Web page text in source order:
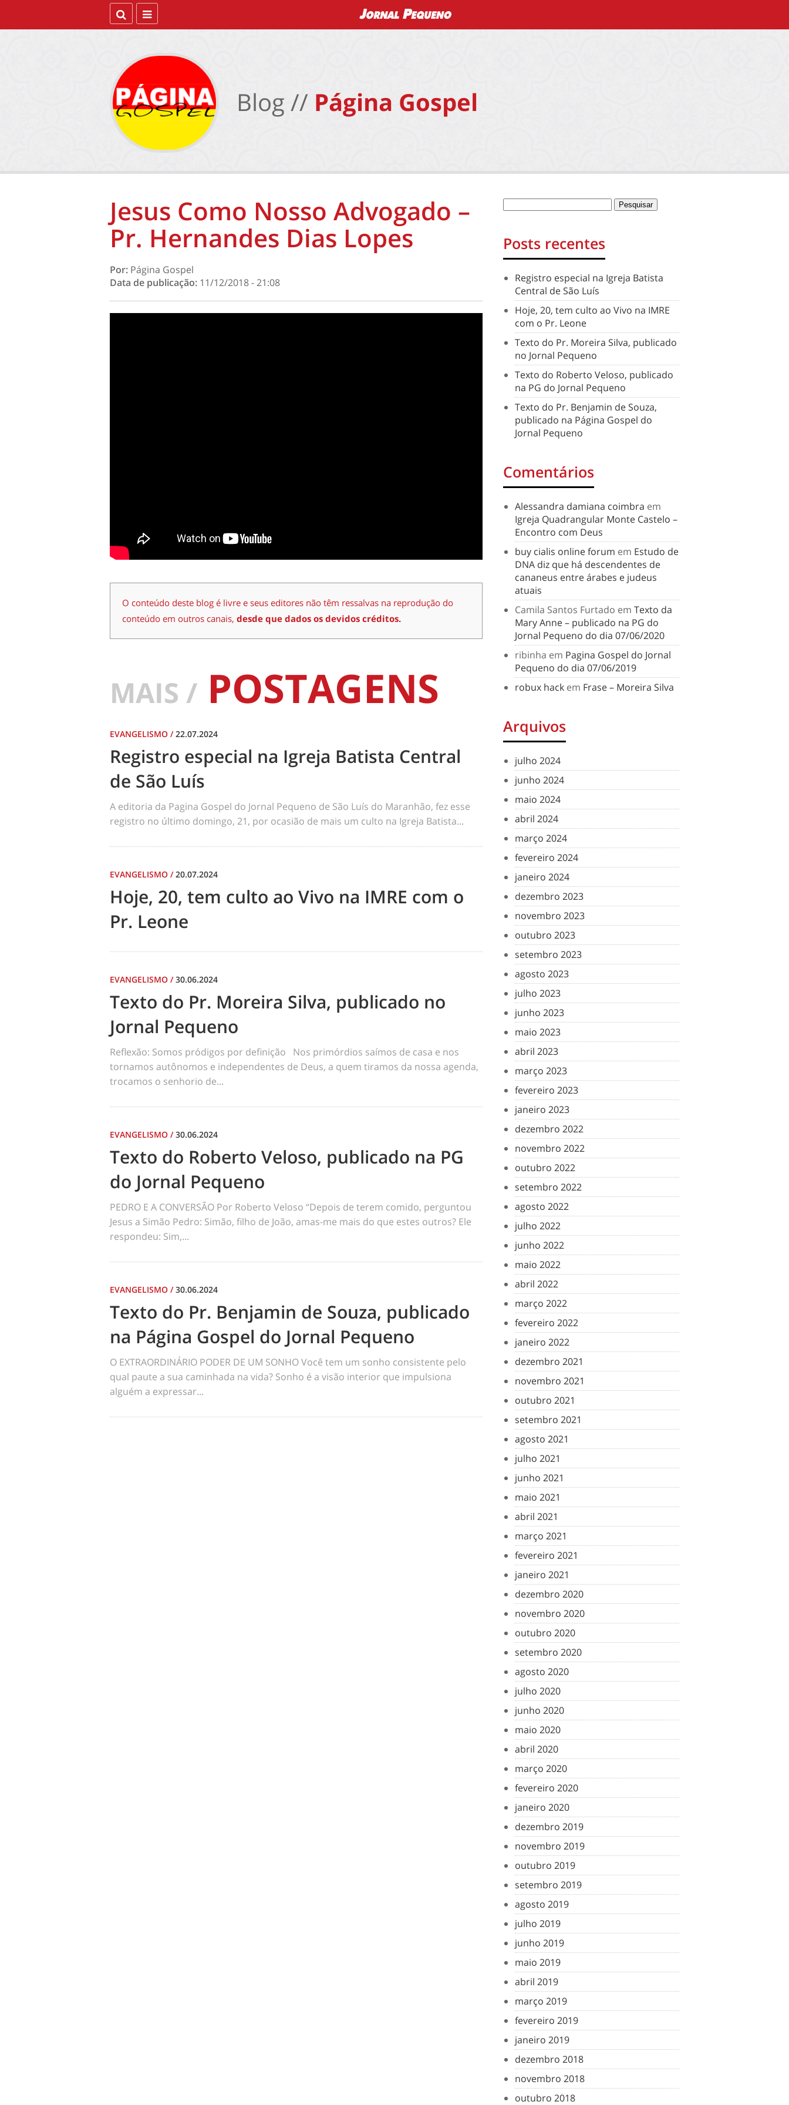
Blog // Página Gospel
Jesus Como Nosso Advogado –
Pr. Hernandes Dias Lopes
Por: Página Gospel
Data de publicação: 11/12/2018 - 21:08
O conteúdo deste blog é livre e seus editores não têm ressalvas na reprodução do
conteúdo em outros canais, desde que dados os devidos créditos.
MAIS / POSTAGENS
EVANGELISMO /22.07.2024
Registro especial na Igreja Batista Central
de São Luís
A editoria da Pagina Gospel do Jornal Pequeno de São Luís do Maranhão, fez esse
registro no último domingo, 21, por ocasião de mais um culto na Igreja Batista...
EVANGELISMO /20.07.2024
Hoje, 20, tem culto ao Vivo na IMRE com o
Pr. Leone
EVANGELISMO /30.06.2024
Texto do Pr. Moreira Silva, publicado no
Jornal Pequeno
Reflexão: Somos pródigos por definição Nos primórdios saímos de casa e nos
tornamos autônomos e independentes de Deus, a quem tiramos da nossa agenda,
trocamos o senhorio de...
EVANGELISMO /30.06.2024
Texto do Roberto Veloso, publicado na PG
do Jornal Pequeno
PEDRO E A CONVERSÃO Por Roberto Veloso “Depois de terem comido, perguntou
Jesus a Simão Pedro: Simão, filho de João, amas-me mais do que estes outros? Ele
respondeu: Sim,...
EVANGELISMO /30.06.2024
Texto do Pr. Benjamin de Souza, publicado
na Página Gospel do Jornal Pequeno
O EXTRAORDINÁRIO PODER DE UM SONHO Você tem um sonho consistente pelo
qual paute a sua caminhada na vida? Sonho é a visão interior que impulsiona
alguém a expressar...
Posts recentes
Registro especial na Igreja Batista
Central de São Luís
Hoje, 20, tem culto ao Vivo na IMRE
com o Pr. Leone
Texto do Pr. Moreira Silva, publicado
no Jornal Pequeno
Texto do Roberto Veloso, publicado
na PG do Jornal Pequeno
Texto do Pr. Benjamin de Souza,
publicado na Página Gospel do
Jornal Pequeno
Comentários
Alessandra damiana coimbra em
Igreja Quadrangular Monte Castelo –
Encontro com Deus
buy cialis online forum em Estudo de
DNA diz que há descendentes de
cananeus entre árabes e judeus
atuais
Camila Santos Furtado em Texto da
Mary Anne – publicado na PG do
Jornal Pequeno do dia 07/06/2020
ribinha em Pagina Gospel do Jornal
Pequeno do dia 07/06/2019
robux hack em Frase – Moreira Silva
Arquivos
julho 2024
junho 2024
maio 2024
abril 2024
março 2024
fevereiro 2024
janeiro 2024
dezembro 2023
novembro 2023
outubro 2023
setembro 2023
agosto 2023
julho 2023
junho 2023
maio 2023
abril 2023
março 2023
fevereiro 2023
janeiro 2023
dezembro 2022
novembro 2022
outubro 2022
setembro 2022
agosto 2022
julho 2022
junho 2022
maio 2022
abril 2022
março 2022
fevereiro 2022
janeiro 2022
dezembro 2021
novembro 2021
outubro 2021
setembro 2021
agosto 2021
julho 2021
junho 2021
maio 2021
abril 2021
março 2021
fevereiro 2021
janeiro 2021
dezembro 2020
novembro 2020
outubro 2020
setembro 2020
agosto 2020
julho 2020
junho 2020
maio 2020
abril 2020
março 2020
fevereiro 2020
janeiro 2020
dezembro 2019
novembro 2019
outubro 2019
setembro 2019
agosto 2019
julho 2019
junho 2019
maio 2019
abril 2019
março 2019
fevereiro 2019
janeiro 2019
dezembro 2018
novembro 2018
outubro 2018